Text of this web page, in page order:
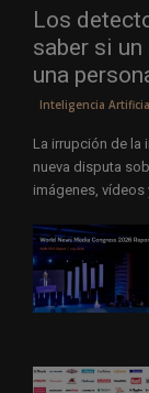
Los
saber si
una
Inteligencia
La irrupción de la
nueva disputa
imágenes, vídeos